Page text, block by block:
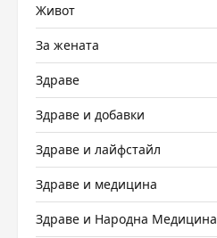
Живот
За жената
Здраве
Здраве и добавки
Здраве и лайфстайл
Здраве и медицина
Здраве и Народна Медицина